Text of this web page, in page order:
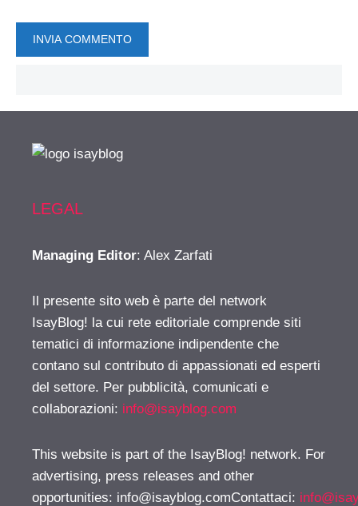
LEGAL
Managing Editor: Alex Zarfati
Il presente sito web è parte del network
IsayBlog! la cui rete editoriale comprende siti
tematici di informazione indipendente che
contano sul contributo di appassionati ed esperti
del settore. Per pubblicità, comunicati e
collaborazioni: info@isayblog.com
This website is part of the IsayBlog! network. For
advertising, press releases and other
opportunities: info@isayblog.comContattaci: